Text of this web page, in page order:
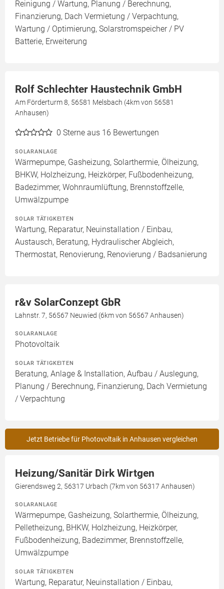
Reinigung / Wartung, Planung / Berechnung,
Finanzierung, Dach Vermietung / Verpachtung,
Wartung / Optimierung, Solarstromspeicher / PV
Batterie, Erweiterung
Rolf Schlechter Haustechnik GmbH
Am Förderturm 8, 56581 Melsbach (4km von 56581
Anhausen)
0 Sterne aus 16 Bewertungen
SOLARANLAGE
Wärmepumpe, Gasheizung, Solarthermie, Ölheizung,
BHKW, Holzheizung, Heizkörper, Fußbodenheizung,
Badezimmer, Wohnraumlüftung, Brennstoffzelle,
Umwälzpumpe
SOLAR TÄTIGKEITEN
Wartung, Reparatur, Neuinstallation / Einbau,
Austausch, Beratung, Hydraulischer Abgleich,
Thermostat, Renovierung, Renovierung / Badsanierung
r&v SolarConzept GbR
Lahnstr. 7, 56567 Neuwied (6km von 56567 Anhausen)
SOLARANLAGE
Photovoltaik
SOLAR TÄTIGKEITEN
Beratung, Anlage & Installation, Aufbau / Auslegung,
Planung / Berechnung, Finanzierung, Dach Vermietung
/ Verpachtung
Jetzt Betriebe für Photovoltaik in Anhausen vergleichen
Heizung/Sanitär Dirk Wirtgen
Gierendsweg 2, 56317 Urbach (7km von 56317 Anhausen)
SOLARANLAGE
Wärmepumpe, Gasheizung, Solarthermie, Ölheizung,
Pelletheizung, BHKW, Holzheizung, Heizkörper,
Fußbodenheizung, Badezimmer, Brennstoffzelle,
Umwälzpumpe
SOLAR TÄTIGKEITEN
Wartung, Reparatur, Neuinstallation / Einbau,